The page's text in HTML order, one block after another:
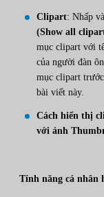
Clipart: Nhấp
(Show all
mục clipart với
của người đàn
mục clipart
bài viết này.
Cách hiển thị
với ảnh
Tính năng cá nhân